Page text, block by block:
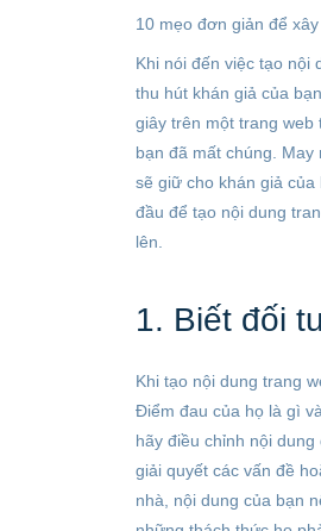
10 mẹo đơn giản để
Khi nói đến việc tạo nội
thu hút khán giả của
giây trên một trang web
bạn đã mất chúng.
sẽ giữ cho khán giả
đầu để tạo nội dung
lên.
1. Biết đối
Khi tạo nội dung trang
Điểm đau của họ là gì
hãy điều chỉnh nội
giải quyết các vấn đề
nhà, nội dung của bạn